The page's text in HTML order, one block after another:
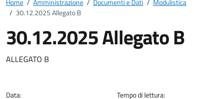
/ 30.12.2025 Allegato B
30.12.2025 Allegato B
Dettagli del documento
ALLEGATO B
Data:
Tempo di lettura: